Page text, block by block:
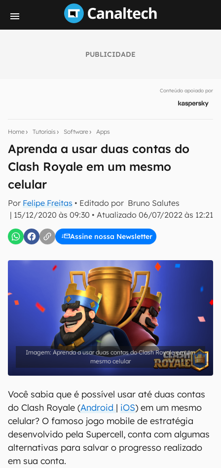
PUBLICIDADE
Conteúdo apoiado por
Home Tutoriais Software Apps
Aprenda a usar duas contas do
Clash Royale em um mesmo
celular
Por Felipe Freitas • Editado por Bruno Salutes
| 15/12/2020 às 09:30 • Atualizado 06/07/2022 às 12:21
Assine nossa Newsletter
notícias e reviews sobre tecnologia em primeira
inscreva-se
Uso e Política de Privacidade do Canaltech.
Aprenda a usar duas contas do Clash Royale em um
mesmo celular
Você sabia que é possível usar até duas contas
do Clash Royale (Android | iOS) em um mesmo
celular? O famoso jogo mobile de estratégia
desenvolvido pela Supercell, conta com algumas
alternativas para salvar o progresso realizado
em sua conta.